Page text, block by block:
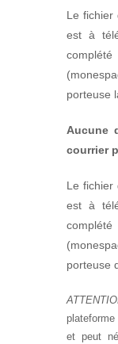
Le fichier
est à
porteuse
Aucune
courrier
Le fichier
est à
porteuse
et peut